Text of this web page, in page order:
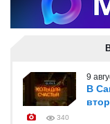
9
В
340